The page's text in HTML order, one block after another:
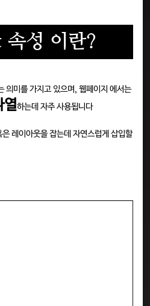
성 이란?
의미를 가지고 있으며, 웹페이지 에서는
열하는데 자주 사용됩니다
레이아웃을 잡는데 자연스럽게 삽입할